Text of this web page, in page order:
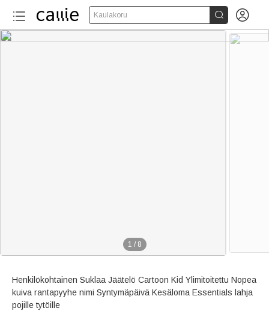
Kaulakoru  
1 / 8
Henkilökohtainen Suklaa Jäätelö Cartoon Kid Ylimitoitettu Nopea
kuiva rantapyyhe nimi Syntymäpäivä Kesäloma Essentials lahja
pojille tytöille